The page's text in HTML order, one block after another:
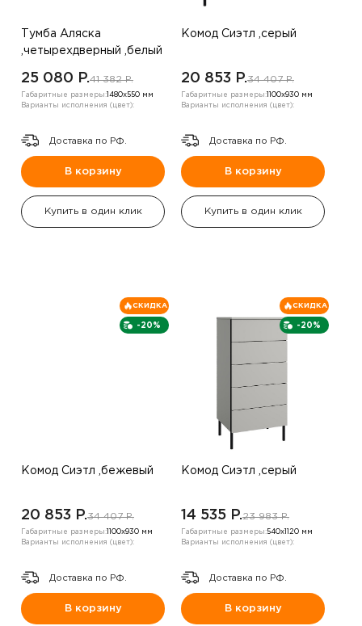
Тумба Аляска
,четырехдверный ,белый
25 080 P.41 382 P.
Габаритные размеры: 1480х550 мм
Варианты исполнения (цвет):
Доставка по РФ.
В корзину
Купить в один клик
Комод Сиэтл ,серый
20 853 P.34 407 P.
Габаритные размеры: 1100х930 мм
Варианты исполнения (цвет):
Доставка по РФ.
В корзину
Купить в один клик
-20%
СКИДКА
Комод Сиэтл ,бежевый
20 853 P.34 407 P.
Габаритные размеры: 1100х930 мм
Варианты исполнения (цвет):
Доставка по РФ.
В корзину
-20%
СКИДКА
Комод Сиэтл ,серый
14 535 P.23 983 P.
Габаритные размеры:540х1120 мм
Варианты исполнения (цвет):
Доставка по РФ.
В корзину